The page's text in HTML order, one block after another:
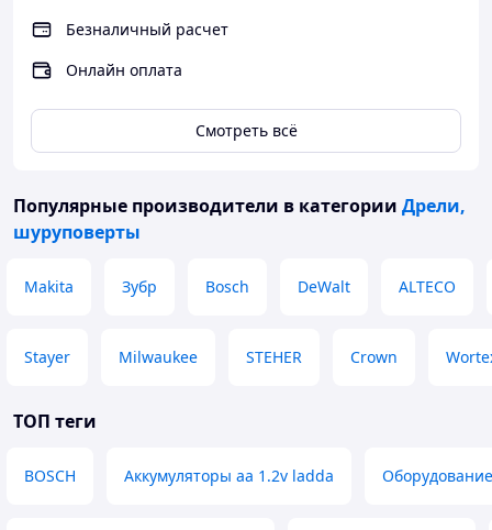
Безналичный расчет
Онлайн оплата
Смотреть всё
Популярные производители в категории Дрели,
шуруповерты
Makita Зубр Bosch DeWalt ALTECO
Stayer Milwaukee STEHER Crown
ТОП теги
BOSCH Аккумуляторы аа 1.2v ladda